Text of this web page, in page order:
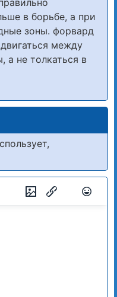
в борьбе, а при
зоны. форвард
между
а не толкаться в